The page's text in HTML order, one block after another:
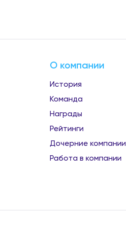
О компании
История
Команда
Награды
Рейтинги
Дочерние компании
Работа в компании